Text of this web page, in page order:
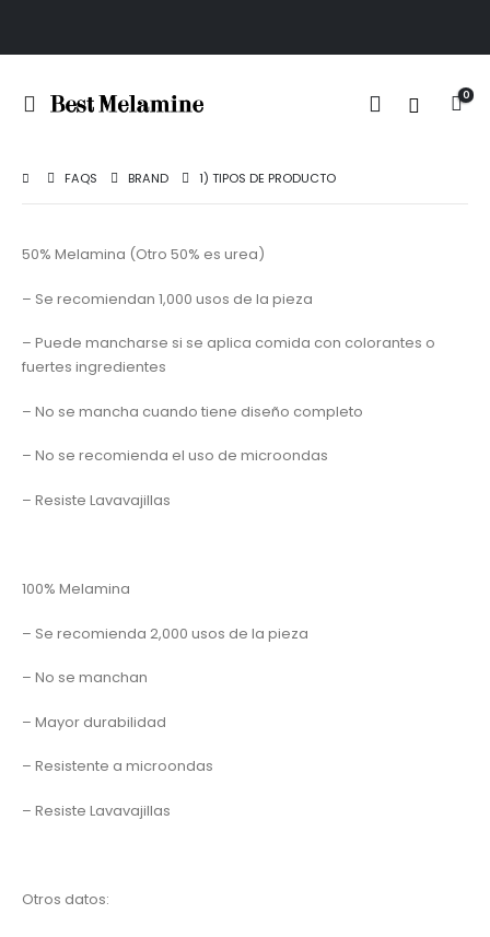
0
FAQS BRAND 1) TIPOS DE PRODUCTO
50% Melamina (Otro 50% es urea)
– Se recomiendan 1,000 usos de la pieza
– Puede mancharse si se aplica comida con colorantes o
fuertes ingredientes
– No se mancha cuando tiene diseño completo
– No se recomienda el uso de microondas
– Resiste Lavavajillas
100% Melamina
– Se recomienda 2,000 usos de la pieza
– No se manchan
– Mayor durabilidad
– Resistente a microondas
– Resiste Lavavajillas
Otros datos: